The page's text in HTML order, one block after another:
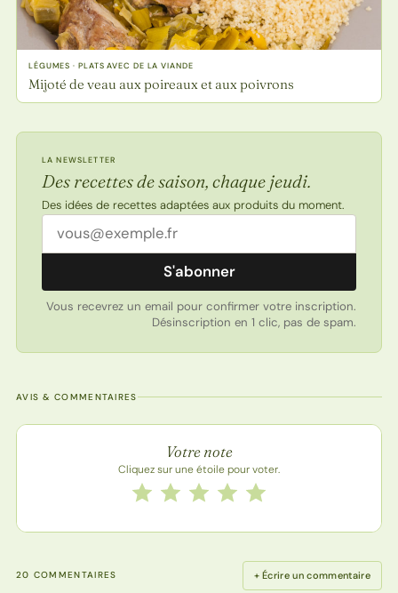
LÉGUMES · PLATS AVEC DE LA VIANDE
Mijoté de veau aux poireaux et aux poivrons
LA NEWSLETTER
Des recettes de saison, chaque jeudi.
Des idées de recettes adaptées aux produits du moment.
Adresse email
S'abonner
Vous recevrez un email pour confirmer votre inscription.
Désinscription en 1 clic, pas de spam.
AVIS & COMMENTAIRES
Note de la recette
Votre note
Cliquez sur une étoile pour voter.
Notez cette recette de 1 à 5 étoiles
5 étoiles
4 étoiles
3 étoiles
2 étoiles
1 étoile
20 COMMENTAIRES + Écrire un commentaire